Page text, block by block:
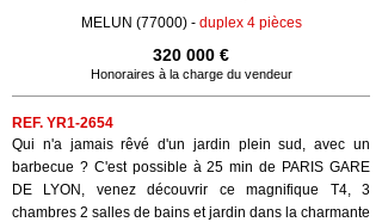
MELUN (77000) - duplex 4 pièces
320 000 €
Honoraires à la charge du vendeur
REF. YR1-2654
Qui n'a jamais rêvé d'un jardin plein sud, avec un
barbecue ? C'est possible à 25 min de PARIS GARE
DE LYON, venez découvrir ce magnifique T4, 3
chambres 2 salles de bains et jardin dans la charmante